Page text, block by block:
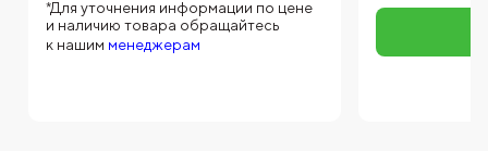
*Для уточнения информации по цене
и наличию товара обращайтесь
к нашим менеджерам